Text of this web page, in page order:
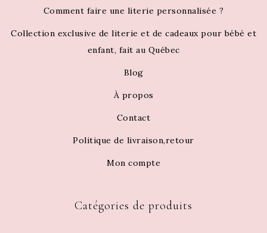
Comment faire une literie personnalisée ?
Collection exclusive de literie et de cadeaux pour bébé et
enfant, fait au Québec
Blog
À propos
Contact
Politique de livraison,retour
Mon compte
Catégories de produits